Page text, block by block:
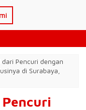
dari Pencuri dengan
di Surabaya,